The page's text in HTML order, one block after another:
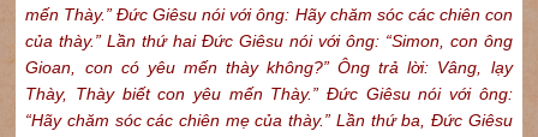
mến Thày.” Đức Giêsu nói với ông: Hãy chăm sóc các chiên con
của thày.” Lần thứ hai Đức Giêsu nói với ông: “Simon, con ông
Gioan, con có yêu mến thày không?” Ông trả lời: Vâng, lạy
Thày, Thày biết con yêu mến Thày.” Đức Giêsu nói với ông:
“Hãy chăm sóc các chiên mẹ của thày.” Lần thứ ba, Đức Giêsu